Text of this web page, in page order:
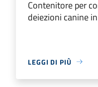
Contenitore per
deiezioni canine
LEGGI DI PIÙ